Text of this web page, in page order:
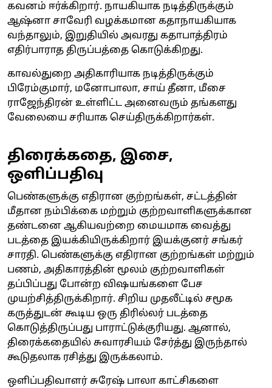
கவனம் ஈர்க்கிறார். நாயகியாக நடித்திருக்கும்
ஆஷ்னா சாவேரி வழக்கமான கதாநாயகியாக
வந்தாலும், இறுதியில் அவரது கதாபாத்திரம்
எதிர்பாராத திருப்பத்தை கொடுக்கிறது.
காவல்துறை அதிகாரியாக நடித்திருக்கும்
பிரேம்குமார், மனோபாலா, சாய் தீனா, மீசை
ராஜேந்திரன் உள்ளிட்ட அனைவரும் தங்களது
வேலையை சரியாக செய்திருக்கிறார்கள்.
திரைக்கதை, இசை,
ஒளிப்பதிவு
பெண்களுக்கு எதிரான குற்றங்கள், சட்டத்தின்
மீதான நம்பிக்கை மற்றும் குற்றவாளிகளுக்கான
தண்டனை ஆகியவற்றை மையமாக வைத்து
படத்தை இயக்கியிருக்கிறார் இயக்குனர் சங்கர்
சாரதி. பெண்களுக்கு எதிரான குற்றங்கள் மற்றும்
பணம், அதிகாரத்தின் மூலம் குற்றவாளிகள்
தப்பிப்பது போன்ற விஷயங்களை பேச
முயற்சித்திருக்கிறார். சிறிய முதலீட்டில் சமூக
கருத்துடன் கூடிய ஒரு திரில்லர் படத்தை
கொடுத்திருப்பது பாராட்டுக்குரியது. ஆனால்,
திரைக்கதையில் சுவாரசியம் சேர்த்து இருந்தால்
கூடுதலாக ரசித்து இருக்கலாம்.
ஒளிப்பதிவாளர் சுரேஷ் பாலா காட்சிகளை